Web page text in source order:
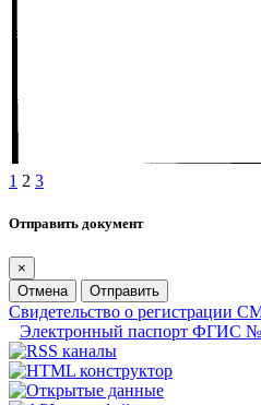
1 2 3
Отправить документ
×
Отмена
Отправить
Свидетельство о регистрации
Электронный паспорт ФГИС